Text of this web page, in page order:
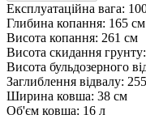
Експлуатаційна вага:
Глибина копання: 165 см
Висота копання: 261 см
Висота скидання грунту:
Висота бульдозерного
Заглиблення відвалу:
Ширина ковша: 38 см
Об'єм ковша: 16 л